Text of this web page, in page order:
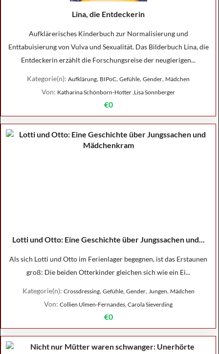
Lina, die Entdeckerin
Aufklärerisches Kinderbuch zur Normalisierung und
Enttabuisierung von Vulva und Sexualität. Das Bilderbuch Lina, die
Entdeckerin erzählt die Forschungsreise der neugierigen...
Kategorie(n): Aufklärung, BIPoC, Gefühle, Gender, Mädchen
Von: Katharina Schönborn-Hotter ,Lisa Sonnberger
€0
Lotti und Otto: Eine Geschichte über Jungssachen und...
Als sich Lotti und Otto im Ferienlager begegnen, ist das Erstaunen
groß: Die beiden Otterkinder gleichen sich wie ein Ei...
Kategorie(n): Crossdressing, Gefühle, Gender, Jungen, Mädchen
Von: Collien Ulmen-Fernandes, Carola Sieverding
€0